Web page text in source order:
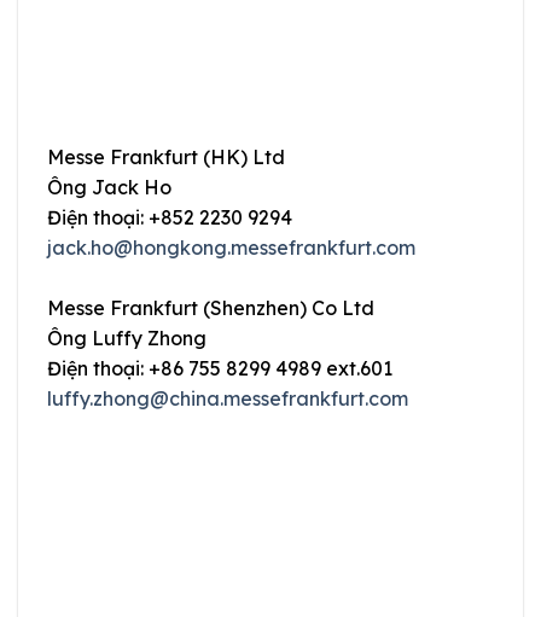
Messe Frankfurt (HK) Ltd
Ông Jack Ho
Điện thoại: +852 2230 9294
jack.ho@hongkong.messefrankfurt.com
Messe Frankfurt (Shenzhen) Co Ltd
Ông Luffy Zhong
Điện thoại: +86 755 8299 4989 ext.601
luffy.zhong@china.messefrankfurt.com